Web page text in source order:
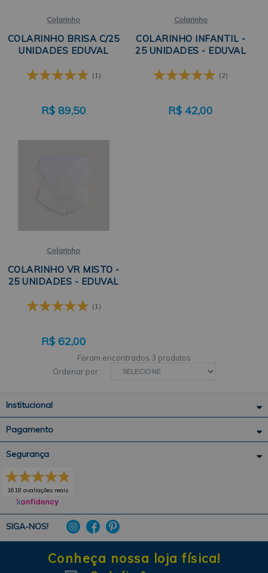
Colarinho
COLARINHO BRISA C/25
UNIDADES EDUVAL
(1)
R$ 89,50
Colarinho
COLARINHO INFANTIL -
25 UNIDADES - EDUVAL
(2)
R$ 42,00
Colarinho
COLARINHO VR MISTO -
25 UNIDADES - EDUVAL
(1)
R$ 62,00
3 produtos
Ordenar por:
Institucional
Pagamento
SIGA-NOS!
Segurança
1618 avaliações reais
Conheça nossa loja física!